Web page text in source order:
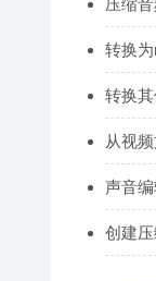
压缩
转换
转换
从视
声音
创建